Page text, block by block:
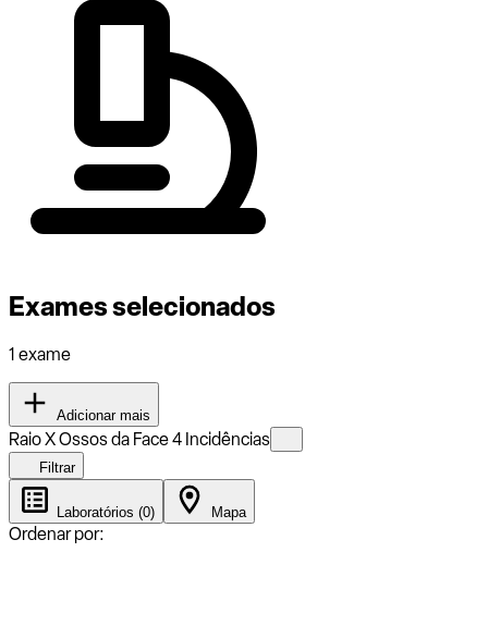
Exames selecionados
1 exame
Adicionar mais
Raio X Ossos da Face 4 Incidências
Filtrar
Laboratórios (0) Mapa
Ordenar por: